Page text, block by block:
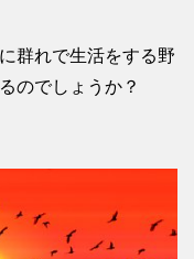
群れで生活をする野
のでしょうか？